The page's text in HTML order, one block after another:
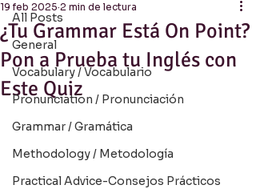
All Posts
General
Vocabulary / Vocabulario
Pronunciation / Pronunciación
Grammar / Gramática
Methodology / Metodología
Practical Advice-Consejos Prácticos
¿Tu Grammar Está On Point?
Pon a Prueba tu Inglés con
Este Quiz
19 feb 2025 2 min de lectura